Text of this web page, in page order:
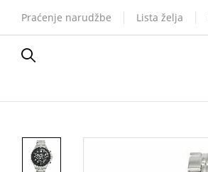
Praćenje narudžbe Lista želja